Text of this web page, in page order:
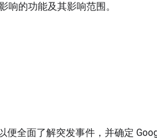
响的功能及其影响范围。
全面了解突发事件，并确定